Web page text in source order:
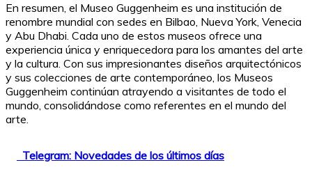
En resumen, el Museo Guggenheim es una institución de
renombre mundial con sedes en Bilbao, Nueva York, Venecia
y Abu Dhabi. Cada uno de estos museos ofrece una
experiencia única y enriquecedora para los amantes del arte
y la cultura. Con sus impresionantes diseños arquitectónicos
y sus colecciones de arte contemporáneo, los Museos
Guggenheim continúan atrayendo a visitantes de todo el
mundo, consolidándose como referentes en el mundo del
arte.
Telegram: Novedades de los últimos días